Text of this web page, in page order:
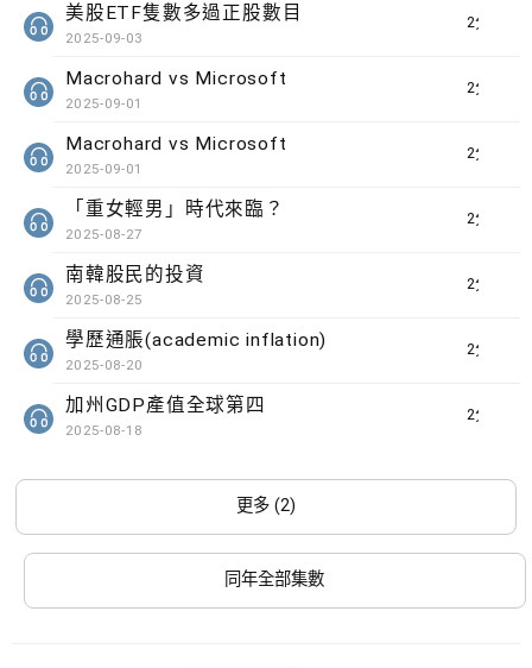
2分鐘
美股ETF隻數多過正股數目
2025-09-03
2分鐘
Macrohard vs Microsoft
2025-09-01
2分鐘
Macrohard vs Microsoft
2025-09-01
2分鐘
「重女輕男」時代來臨？
2025-08-27
2分鐘
南韓股民的投資
2025-08-25
2分鐘
學歷通脹(academic inflation)
2025-08-20
2分鐘
加州GDP產值全球第四
2025-08-18
更多 (2)
同年全部集數